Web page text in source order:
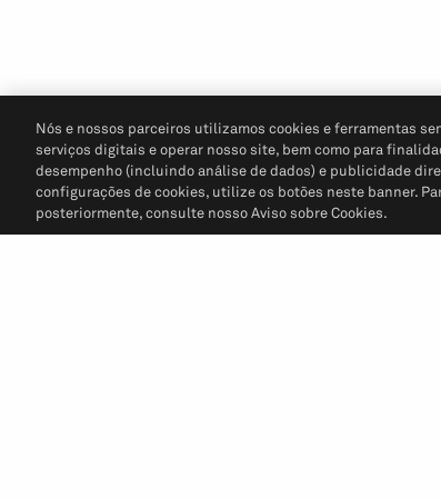
Nós e nossos parceiros utilizamos cookies e ferramentas
serviços digitais e operar nosso site, bem como para
desempenho (incluindo análise de dados) e publicidade
configurações de cookies, utilize os botões neste banner.
posteriormente, consulte nosso Aviso sobre Cookies.